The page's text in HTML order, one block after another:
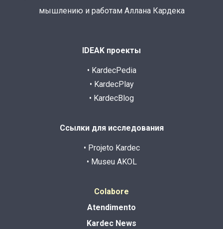
мышлению и работам Аллана Кардека
IDEAK проекты
• KardecPedia
• KardecPlay
• KardecBlog
Ссылки для исследования
• Projeto Kardec
• Museu AKOL
Colabore
Atendimento
Kardec News